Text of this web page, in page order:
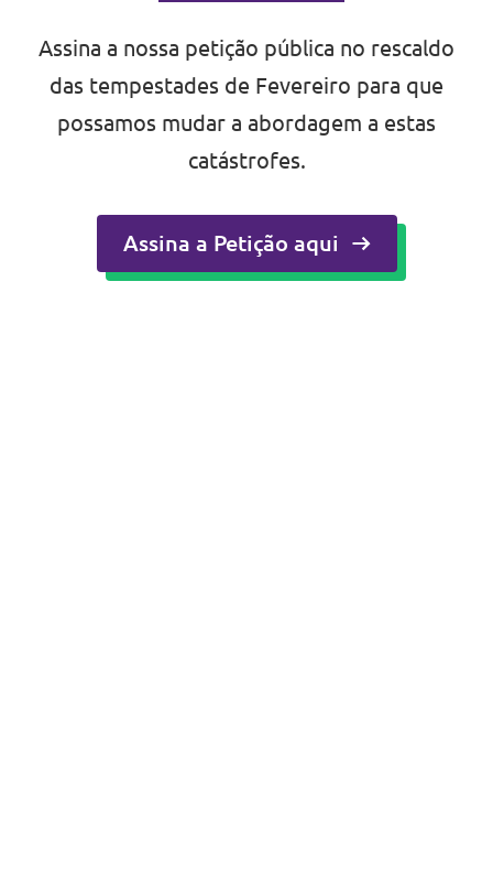
Assina a nossa petição pública no rescaldo
das tempestades de Fevereiro para que
possamos mudar a abordagem a estas
catástrofes.
Assina a Petição aqui